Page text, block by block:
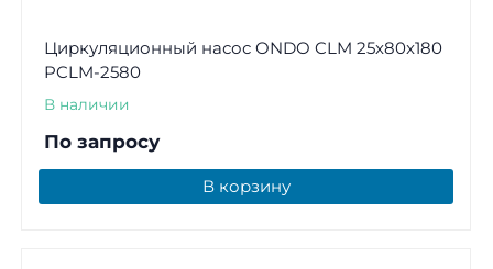
Циркуляционный насос ONDO CLM 25x80x180
PCLM-2580
В наличии
По запросу
В корзину